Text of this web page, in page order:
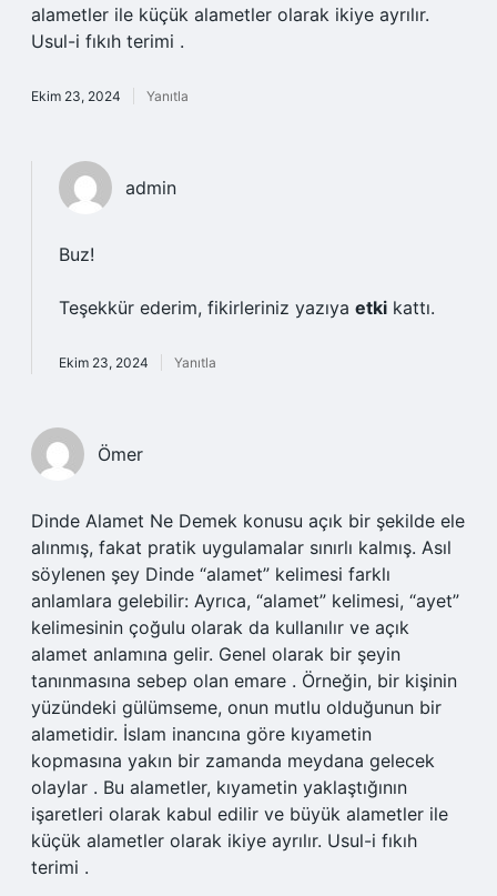
alametler ile küçük alametler olarak ikiye ayrılır.
Usul-i fıkıh terimi .
Ekim 23, 2024 Yanıtla
admin
Buz!
Teşekkür ederim, fikirleriniz yazıya etki kattı.
Ekim 23, 2024 Yanıtla
Ömer
Dinde Alamet Ne Demek konusu açık bir şekilde ele
alınmış, fakat pratik uygulamalar sınırlı kalmış. Asıl
söylenen şey Dinde “alamet” kelimesi farklı
anlamlara gelebilir: Ayrıca, “alamet” kelimesi, “ayet”
kelimesinin çoğulu olarak da kullanılır ve açık
alamet anlamına gelir. Genel olarak bir şeyin
tanınmasına sebep olan emare . Örneğin, bir kişinin
yüzündeki gülümseme, onun mutlu olduğunun bir
alametidir. İslam inancına göre kıyametin
kopmasına yakın bir zamanda meydana gelecek
olaylar . Bu alametler, kıyametin yaklaştığının
işaretleri olarak kabul edilir ve büyük alametler ile
küçük alametler olarak ikiye ayrılır. Usul-i fıkıh
terimi .